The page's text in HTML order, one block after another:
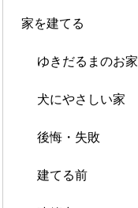
家を建てる
ゆきだるまのお家
犬にやさしい家
後悔・失敗
建てる前